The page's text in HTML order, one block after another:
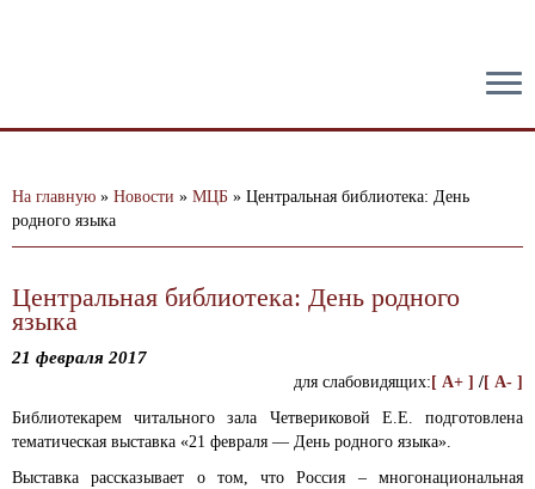
На главную » Новости » МЦБ » Центральная библиотека: День
родного языка
Центральная библиотека: День родного
языка
21 февраля 2017
для слабовидящих: [ A+ ] /[ A- ]
Библиотекарем читального зала Четвериковой Е.Е. подготовлена
тематическая выставка «21 февраля — День родного языка».
Выставка рассказывает о том, что Россия – многонациональная